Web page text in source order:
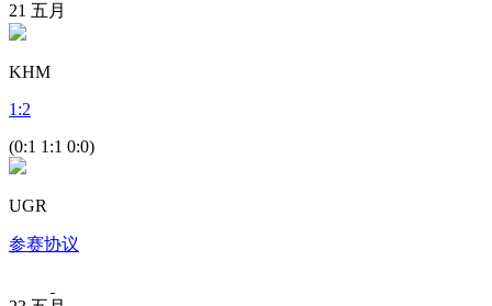
21 五月
KHM
1 :2
(0:1 1:1 0:0)
UGR
参赛协议